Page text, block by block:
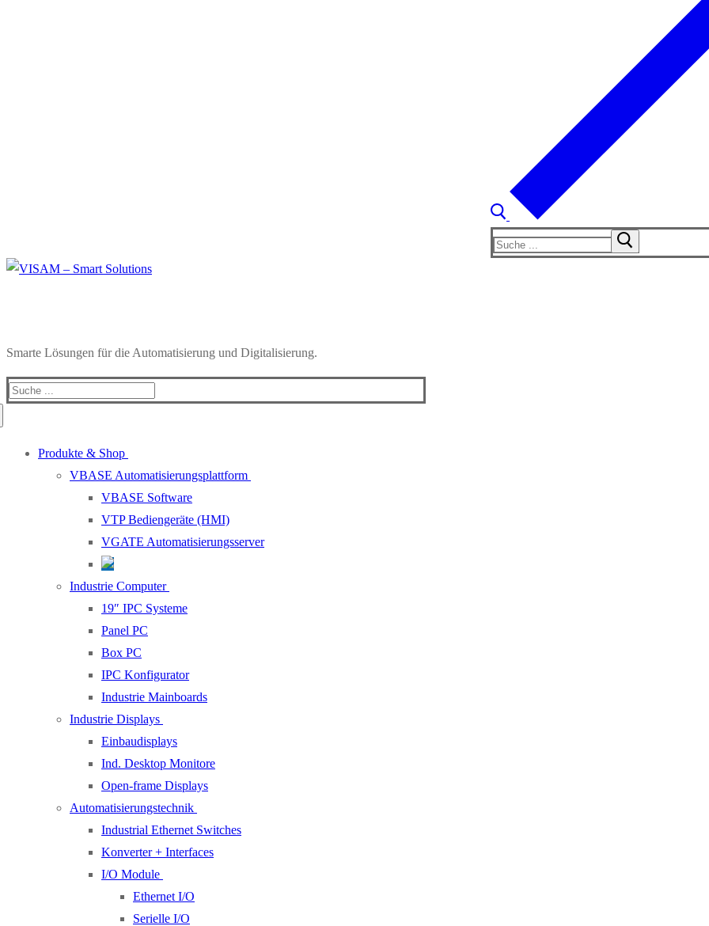
Smarte Lösungen für die Automatisierung und Digitalisierung.
Produkte & Shop
VBASE Automatisierungsplattform
VBASE Software
VTP Bediengeräte (HMI)
VGATE Automatisierungsserver
Industrie Computer
19″ IPC Systeme
Panel PC
Box PC
IPC Konfigurator
Industrie Mainboards
Industrie Displays
Einbaudisplays
Ind. Desktop Monitore
Open-frame Displays
Automatisierungstechnik
Industrial Ethernet Switches
Konverter + Interfaces
I/O Module
Ethernet I/O
Serielle I/O